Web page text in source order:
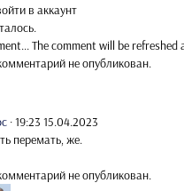
в аккаунт
The comment will be refreshed
не опубликован.
·19:23 15.04.2023
перемать, же.
не опубликован.